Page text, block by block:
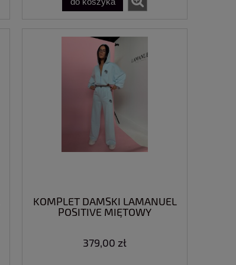
KOMPLET DAMSKI LAMANUEL
POSITIVE MIĘTOWY
379,00 zł